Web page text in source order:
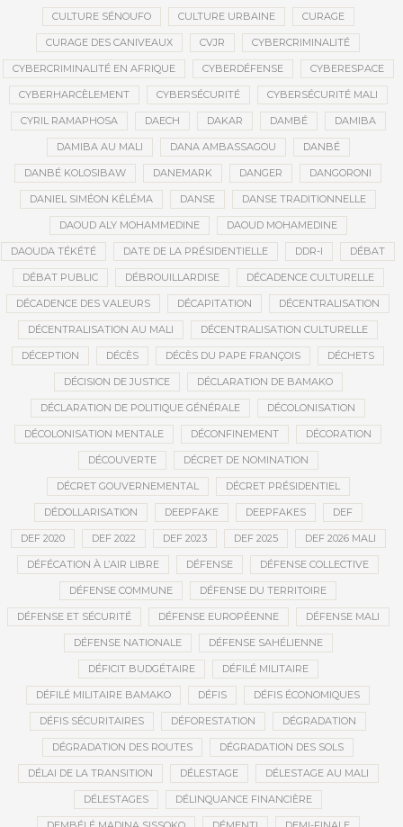
CULTURE SÉNOUFO CULTURE URBAINE CURAGE
CURAGE DES CANIVEAUX CVJR CYBERCRIMINALITÉ
CYBERCRIMINALITÉ EN AFRIQUE CYBERDÉFENSE CYBERESPACE
CYBERHARCÈLEMENT CYBERSÉCURITÉ CYBERSÉCURITÉ MALI
CYRIL RAMAPHOSA DAECH DAKAR DAMBÉ DAMIBA
DAMIBA AU MALI DANA AMBASSAGOU DANBÉ
DANBÉ KOLOSIBAW DANEMARK DANGER DANGORONI
DANIEL SIMÉON KÉLÉMA DANSE DANSE TRADITIONNELLE
DAOUD ALY MOHAMMEDINE DAOUD MOHAMEDINE
DAOUDA TÉKÉTÉ DATE DE LA PRÉSIDENTIELLE DDR-I DÉBAT
DÉBAT PUBLIC DÉBROUILLARDISE DÉCADENCE CULTURELLE
DÉCADENCE DES VALEURS DÉCAPITATION DÉCENTRALISATION
DÉCENTRALISATION AU MALI DÉCENTRALISATION CULTURELLE
DÉCEPTION DÉCÈS DÉCÈS DU PAPE FRANÇOIS DÉCHETS
DÉCISION DE JUSTICE DÉCLARATION DE BAMAKO
DÉCLARATION DE POLITIQUE GÉNÉRALE DÉCOLONISATION
DÉCOLONISATION MENTALE DÉCONFINEMENT DÉCORATION
DÉCOUVERTE DÉCRET DE NOMINATION
DÉCRET GOUVERNEMENTAL DÉCRET PRÉSIDENTIEL
DÉDOLLARISATION DEEPFAKE DEEPFAKES DEF
DEF 2020 DEF 2022 DEF 2023 DEF 2025 DEF 2026 MALI
DÉFÉCATION À L’AIR LIBRE DÉFENSE DÉFENSE COLLECTIVE
DÉFENSE COMMUNE DÉFENSE DU TERRITOIRE
DÉFENSE ET SÉCURITÉ DÉFENSE EUROPÉENNE DÉFENSE MALI
DÉFENSE NATIONALE DÉFENSE SAHÉLIENNE
DÉFICIT BUDGÉTAIRE DÉFILÉ MILITAIRE
DÉFILÉ MILITAIRE BAMAKO DÉFIS DÉFIS ÉCONOMIQUES
DÉFIS SÉCURITAIRES DÉFORESTATION DÉGRADATION
DÉGRADATION DES ROUTES DÉGRADATION DES SOLS
DÉLAI DE LA TRANSITION DÉLESTAGE DÉLESTAGE AU MALI
DÉLESTAGES DÉLINQUANCE FINANCIÈRE